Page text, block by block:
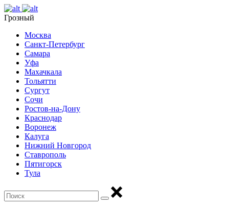
Грозный
Москва
Санкт-Петербург
Самара
Уфа
Махачкала
Тольятти
Сургут
Сочи
Ростов-на-Дону
Краснодар
Воронеж
Калуга
Нижний Новгород
Ставрополь
Пятигорск
Тула